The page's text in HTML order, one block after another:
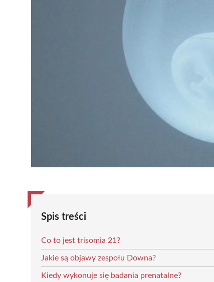
Spis treści
Co to jest trisomia 21?
Jakie są objawy zespołu Downa?
Kiedy wykonuje się badania prenatalne?